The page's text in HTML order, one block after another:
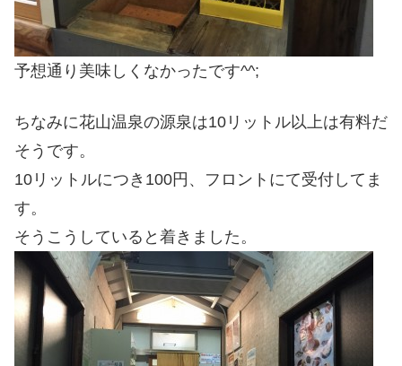
予想通り美味しくなかったです^^;
ちなみに花山温泉の源泉は10リットル以上は有料だ
そうです。
10リットルにつき100円、フロントにて受付してま
す。
そうこうしていると着きました。